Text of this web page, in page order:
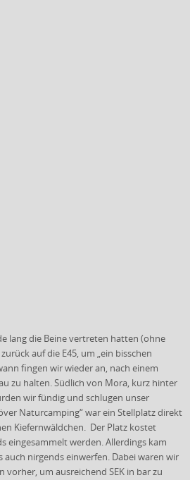
lang die Beine vertreten hatten (ohne
auf die E45, um „ein bisschen
fingen wir wieder an, nach einem
zu halten. Südlich von Mora, kurz hinter
wir fündig und schlugen unser
Naturcamping“ war ein Stellplatz direkt
Kiefernwäldchen. Der Platz kostet
eingesammelt werden. Allerdings kam
nirgends einwerfen. Dabei waren wir
vorher, um ausreichend SEK in bar zu